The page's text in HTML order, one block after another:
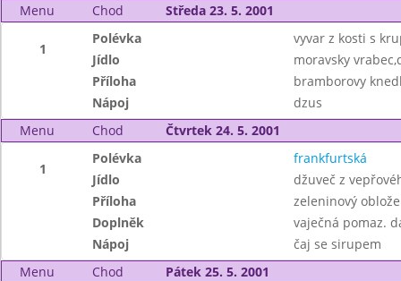
Menu
Chod Středa 23. 5. 2001
1
Polévka
vyvar z kosti s
Jídlo
moravsky
Příloha
bramborovy
Nápoj
dzus
Menu
Chod Čtvrtek 24. 5. 2001
1
Polévka
frankfurtská
Jídlo
džuveč z
Příloha
zeleninový
Doplněk
vaječná pomaz.
Nápoj
čaj se sirupem
Menu
Chod Pátek 25. 5. 2001